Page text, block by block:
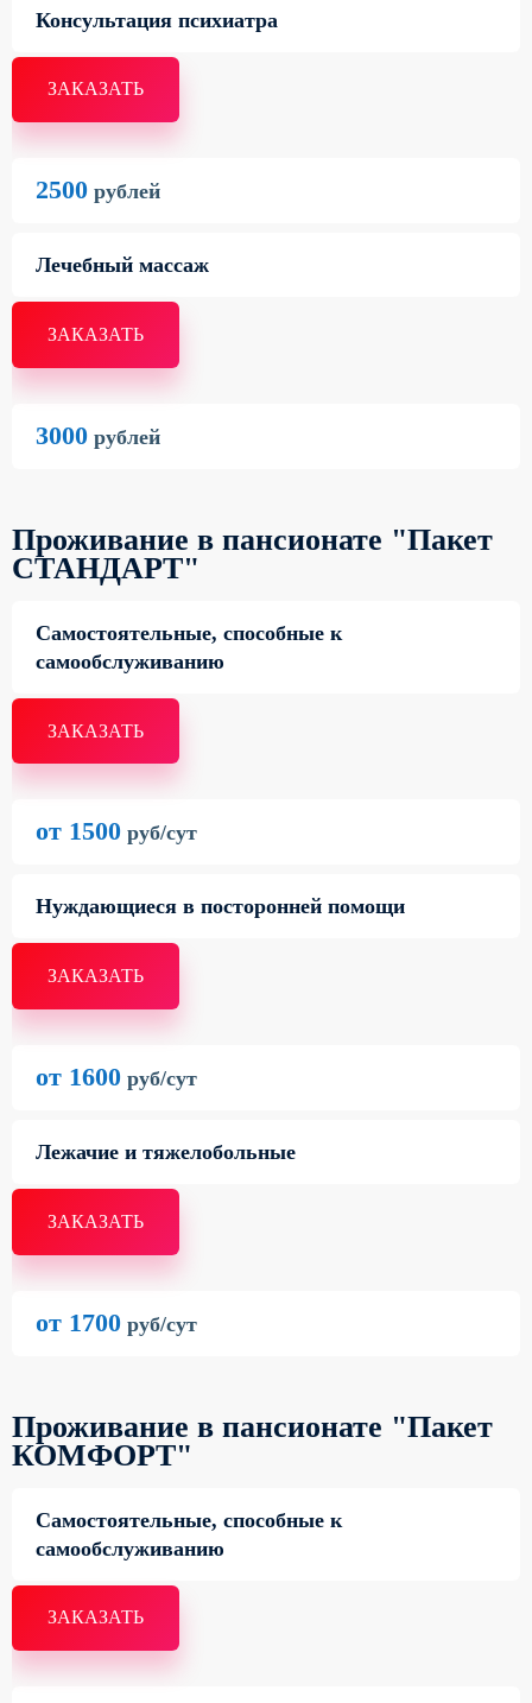
Консультация психиатра
ЗАКАЗАТЬ
2500 рублей
Лечебный массаж
ЗАКАЗАТЬ
3000 рублей
Проживание в пансионате "Пакет
СТАНДАРТ"
Самостоятельные, способные к
самообслуживанию
ЗАКАЗАТЬ
от 1500 руб/сут
Нуждающиеся в посторонней помощи
ЗАКАЗАТЬ
от 1600 руб/сут
Лежачие и тяжелобольные
ЗАКАЗАТЬ
от 1700 руб/сут
Проживание в пансионате "Пакет
КОМФОРТ"
Самостоятельные, способные к
самообслуживанию
ЗАКАЗАТЬ